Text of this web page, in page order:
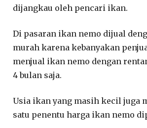
dijangkau oleh pencari ikan.
Di pasaran ikan nemo dijual
murah karena kebanyakan
menjual ikan nemo dengan
4 bulan saja.
Usia ikan yang masih kecil juga
satu penentu harga ikan nemo